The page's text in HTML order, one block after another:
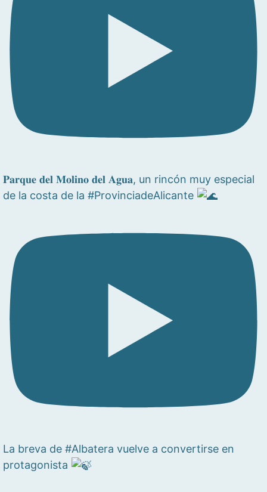
𝐏𝐚𝐫𝐪𝐮𝐞 𝐝𝐞𝐥 𝐌𝐨𝐥𝐢𝐧𝐨 𝐝𝐞𝐥 𝐀𝐠𝐮𝐚, un rincón muy especial
de la costa de la #ProvinciadeAlicante
La breva de #Albatera vuelve a convertirse en
protagonista